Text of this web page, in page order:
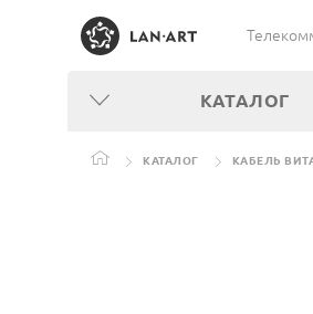
КАТАЛОГ
КАТАЛОГ КАБЕЛЬ